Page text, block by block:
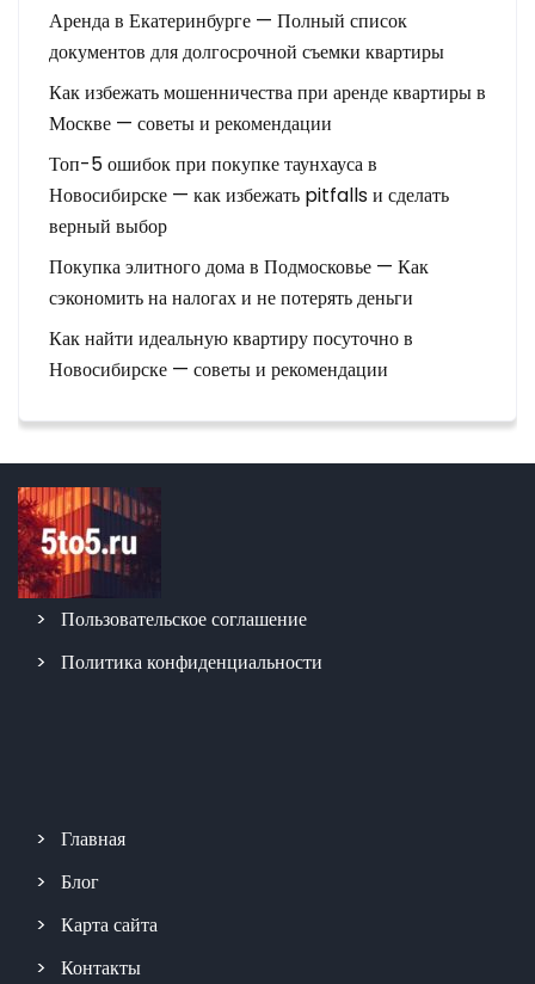
Аренда в Екатеринбурге — Полный список
документов для долгосрочной съемки квартиры
Как избежать мошенничества при аренде квартиры в
Москве — советы и рекомендации
Топ-5 ошибок при покупке таунхауса в
Новосибирске — как избежать pitfalls и сделать
верный выбор
Покупка элитного дома в Подмосковье — Как
сэкономить на налогах и не потерять деньги
Как найти идеальную квартиру посуточно в
Новосибирске — советы и рекомендации
Пользовательское соглашение
Политика конфиденциальности
Главная
Блог
Карта сайта
Контакты